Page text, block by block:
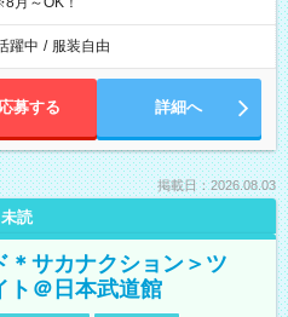
躍中 / 服装自由
応募する 詳細へ
掲載日：2026.08.03
未読
＊サカナクション＞ツ
ト＠日本武道館